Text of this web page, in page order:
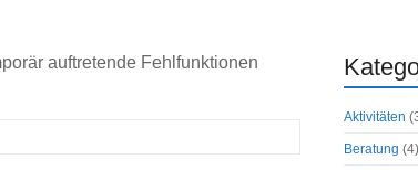
auftretende Fehlfunktionen
Aktivitäten
Beratung (4)